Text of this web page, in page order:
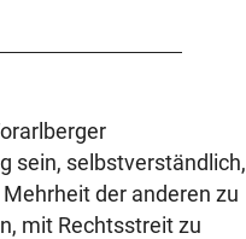
sein, selbstverständlich,
der anderen zu
mit Rechtsstreit zu